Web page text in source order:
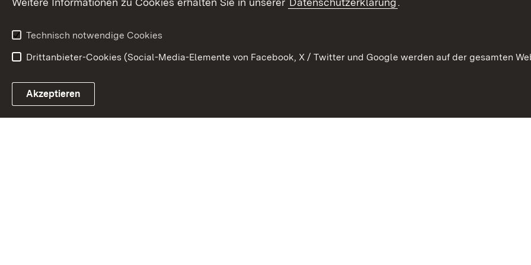
Ausschreibungen
Link zum Landesportal
Technisch notwendige Cookies
Drittanbieter-Cookies (Social-Media-Elemente von Facebook, X / Twitter und Google werden auf der gesamten
Akzeptieren